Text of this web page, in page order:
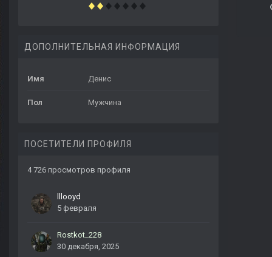
ДОПОЛНИТЕЛЬНАЯ ИНФОРМАЦИЯ
Имя Денис
Пол Мужчина
ПОСЕТИТЕЛИ ПРОФИЛЯ
4 726 просмотров профиля
lllooyd
5 февраля
Rostkot_228
30 декабря, 2025